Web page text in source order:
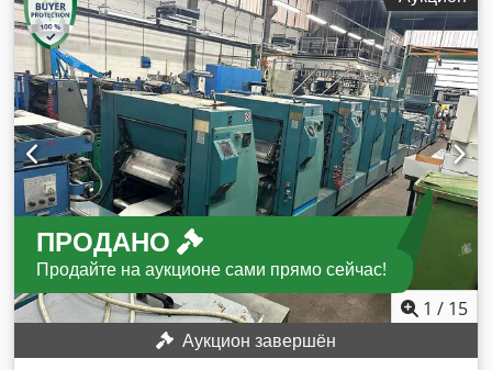
ПРОДАНО
Продайте на аукционе сами прямо сейчас!
1 / 15
Аукцион завершён